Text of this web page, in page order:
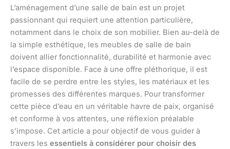
L’aménagement d’une salle de bain est un projet
passionnant qui requiert une attention particulière,
notamment dans le choix de son mobilier. Bien au-delà de
la simple esthétique, les meubles de salle de bain
doivent allier fonctionnalité, durabilité et harmonie avec
l’espace disponible. Face à une offre pléthorique, il est
facile de se perdre entre les styles, les matériaux et les
promesses des différentes marques. Pour transformer
cette pièce d’eau en un véritable havre de paix, organisé
et conforme à vos attentes, une réflexion préalable
s’impose. Cet article a pour objectif de vous guider à
travers les essentiels à considérer pour choisir des